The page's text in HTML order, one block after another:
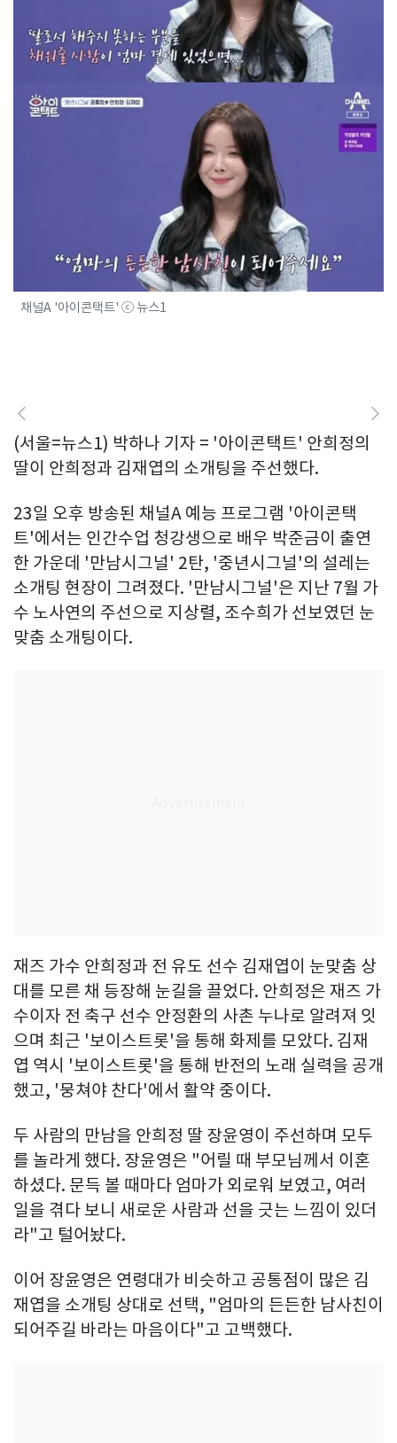
채널A '아이콘택트' ⓒ 뉴스1
(서울=뉴스1) 박하나 기자 = '아이콘택트' 안희정의
딸이 안희정과 김재엽의 소개팅을 주선했다.
23일 오후 방송된 채널A 예능 프로그램 '아이콘택
트'에서는 인간수업 청강생으로 배우 박준금이 출연
한 가운데 '만남시그널' 2탄, '중년시그널'의 설레는
소개팅 현장이 그려졌다. '만남시그널'은 지난 7월 가
수 노사연의 주선으로 지상렬, 조수희가 선보였던 눈
맞춤 소개팅이다.
재즈 가수 안희정과 전 유도 선수 김재엽이 눈맞춤 상
대를 모른 채 등장해 눈길을 끌었다. 안희정은 재즈 가
수이자 전 축구 선수 안정환의 사촌 누나로 알려져 잇
으며 최근 '보이스트롯'을 통해 화제를 모았다. 김재
엽 역시 '보이스트롯'을 통해 반전의 노래 실력을 공개
했고, '뭉쳐야 찬다'에서 활약 중이다.
두 사람의 만남을 안희정 딸 장윤영이 주선하며 모두
를 놀라게 했다. 장윤영은 "어릴 때 부모님께서 이혼
하셨다. 문득 볼 때마다 엄마가 외로워 보였고, 여러
일을 겪다 보니 새로운 사람과 선을 긋는 느낌이 있더
라"고 털어놨다.
이어 장윤영은 연령대가 비슷하고 공통점이 많은 김
재엽을 소개팅 상대로 선택, "엄마의 든든한 남사친이
되어주길 바라는 마음이다"고 고백했다.